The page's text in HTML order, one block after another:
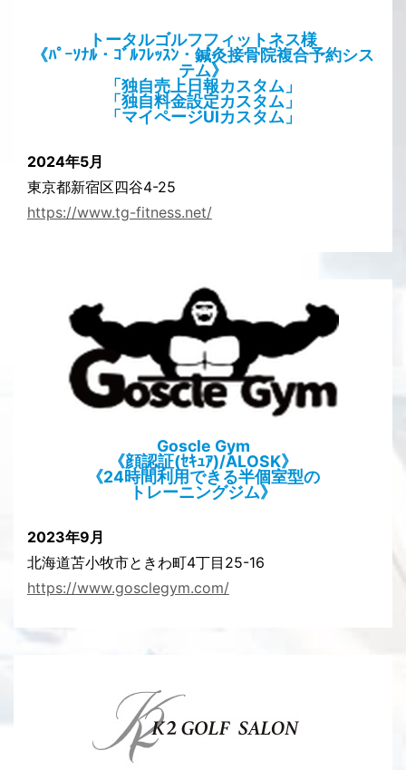
トータルゴルフフィットネス様
《ﾊﾟｰｿﾅﾙ・ｺﾞﾙﾌﾚｯｽﾝ・鍼灸接骨院複合予約シス
テム》
「独自売上日報カスタム」
「独自料金設定カスタム」
「マイページUIカスタム」
2024年5月
東京都新宿区四谷4-25
https://www.tg-fitness.net/
Goscle Gym
《顔認証(ｾｷｭｱ)/ALOSK》
《24時間利用できる半個室型の
トレーニングジム》
2023年9月
北海道苫小牧市ときわ町4丁目25-16
https://www.gosclegym.com/